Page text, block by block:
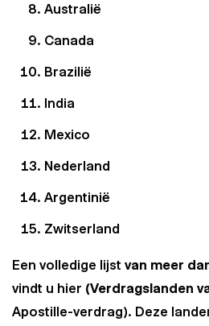
Australië
Canada
Brazilië
India
Mexico
Nederland
Argentinië
Zwitserland
Een volledige lijst van meer
vindt u hier (Verdragslanden
Apostille-verdrag). Deze